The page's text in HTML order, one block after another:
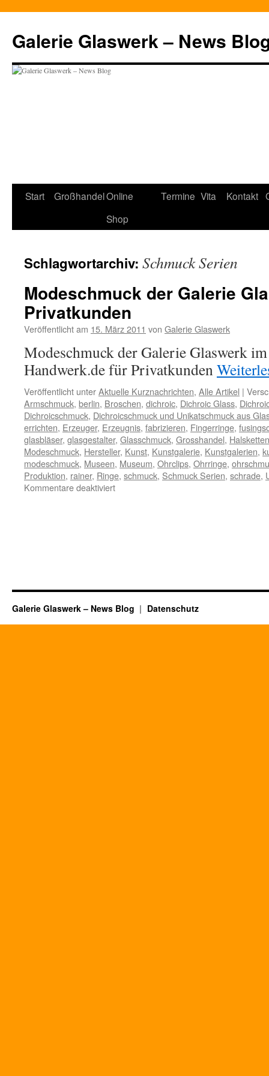
springen
Galerie Glaswerk – News
Start GroßhandelOnline
Shop
Termine Vita Kontakt
Schlagwortarchiv: Schmuck Serien
Modeschmuck der Galerie
Privatkunden
Veröffentlicht am 15. März 2011 von Galerie Glaswerk
Modeschmuck der Galerie Glaswerk
Handwerk.de für Privatkunden
Veröffentlicht unterAktuelle Kurznachrichten, Alle Artikel |
Armschmuck, berlin, Broschen, dichroic, Dichroic Glass,
Dichroicschmuck, Dichroicschmuck und Unikatschmuck aus
errichten, Erzeuger, Erzeugnis, fabrizieren, Fingerringe,
glasbläser, glasgestalter, Glasschmuck, Grosshandel, Halsketten
Modeschmuck, Hersteller, Kunst, Kunstgalerie, Kunstgalerien,
modeschmuck, Museen, Museum, Ohrclips, Ohrringe,
Produktion, rainer, Ringe, schmuck, Schmuck Serien, schrade,
Kommentare deaktiviertfür
Galerie Glaswerk – News Blog Datenschutz